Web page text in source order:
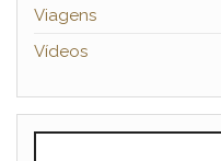
Viagens
Vídeos